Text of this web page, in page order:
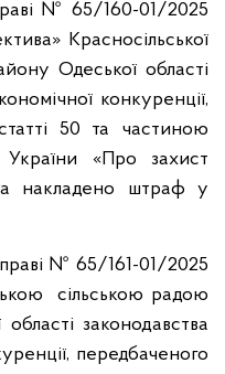
№ 65/160-01/2025
Красносільської
Одеської області
конкуренції,
50 та частиною
«Про захист
накладено штраф у
№ 65/161-01/2025
сільською радою
законодавства
передбаченого